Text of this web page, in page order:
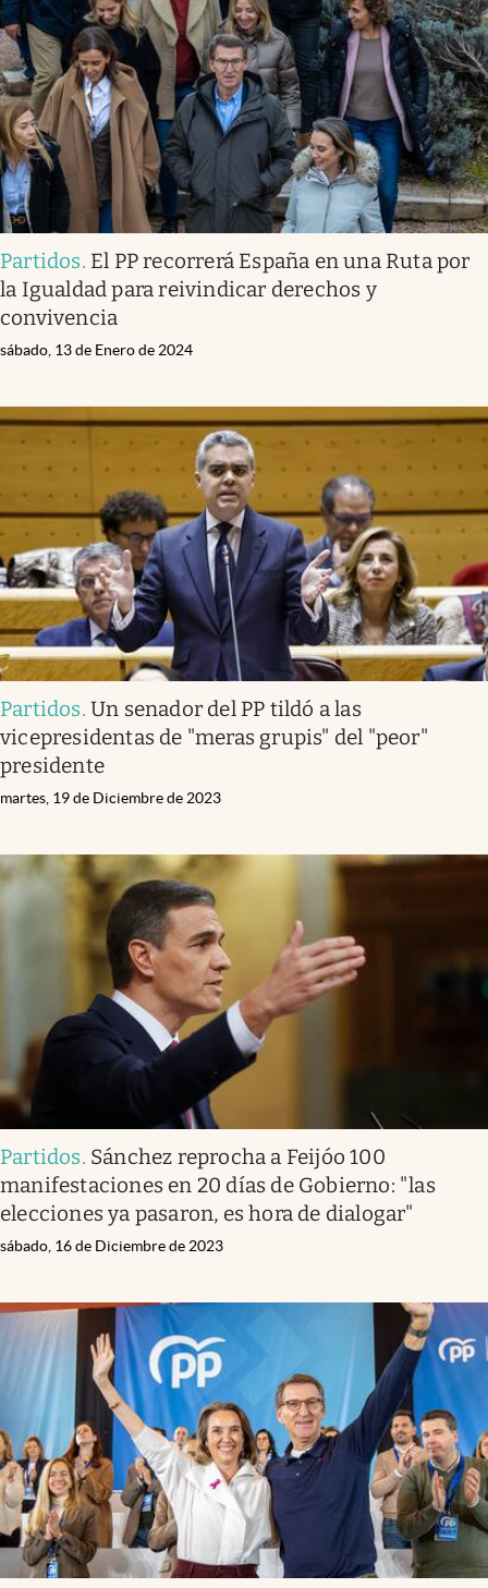
Partidos. El PP recorrerá España en una Ruta por
la Igualdad para reivindicar derechos y
convivencia
sábado, 13 de Enero de 2024
Partidos.Un senador del PP tildó a las
vicepresidentas de "meras grupis" del "peor"
presidente
martes, 19 de Diciembre de 2023
Partidos. Sánchez reprocha a Feijóo 100
manifestaciones en 20 días de Gobierno: "las
elecciones ya pasaron, es hora de dialogar"
sábado, 16 de Diciembre de 2023